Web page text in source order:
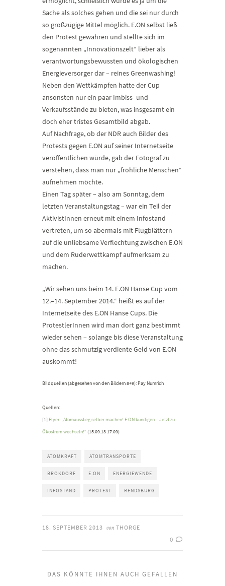
Sache als solches gehen und die sei nur durch
so großzügige Mittel möglich. E.ON selbst ließ
den Protest gewähren und stellte sich im
sogenannten „Innovationszelt“ lieber als
verantwortungsbewussten und ökologischen
Energieversorger dar – reines Greenwashing!
Neben den Wettkämpfen hatte der Cup
ansonsten nur ein paar Imbiss- und
Verkaufsstände zu bieten, was insgesamt ein
doch eher tristes Gesamtbild abgab.
Auf Nachfrage, ob der NDR auch Bilder des
Protests gegen E.ON auf seiner Internetseite
veröffentlichen würde, gab der Fotograf zu
verstehen, dass man nur „fröhliche Menschen“
aufnehmen möchte.
Einen Tag später – also am Sonntag, dem
letzten Veranstaltungstag – war ein Teil der
AktivistInnen erneut mit einem Infostand
vertreten, um so abermals mit Flugblättern
auf die unliebsame Verflechtung zwischen E.ON
und dem Ruderwettkampf aufmerksam zu
machen.
„Wir sehen uns beim 14. E.ON Hanse Cup vom
12.–14. September 2014.“ heißt es auf der
Internetseite des E.ON Hanse Cups. Die
ProtestlerInnen wird man dort ganz bestimmt
wieder sehen – solange bis diese Veranstaltung
ohne das schmutzig verdiente Geld von E.ON
auskommt!
Bildquellen (abgesehen von den Bildern 8+9): Pay Numrich
Quellen:
[1] Flyer: „Atomausstieg selber machen! E.ON kündigen – Jetzt zu
Ökostrom wechseln!“(15.09.13 17:09)
ATOMKRAFT ATOMTRANSPORTE
BROKDORF E.ON ENERGIEWENDE
INFOSTAND PROTEST RENDSBURG
18. SEPTEMBER 2013 von THORGE
0
DAS KÖNNTE IHNEN AUCH GEFALLEN